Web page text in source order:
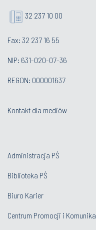
32 237 10 00
Fax: 32 237 16 55
NIP: 631-020-07-36
REGON: 000001637
Kontakt dla mediów
Administracja PŚ
Biblioteka PŚ
Biuro Karier
Centrum Promocji i